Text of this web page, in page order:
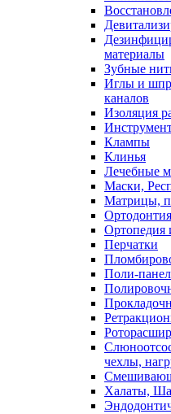
материалы
Зубные
Иглы и
каналов
Изоляция
Клампы
Клинья
Лечебные
Маски,
Матрицы,
Ортодонтия
Ортопедия
Перчатки
Поли-
чехлы,
Халаты,